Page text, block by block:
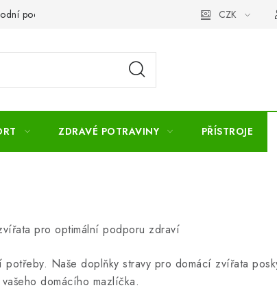
podmínky Slovník pojmů Moje
CZK
ZDRAVÉ POTRAVINY PŘÍSTROJE
pro optimální podporu zdraví
potřeby. Naše doplňky stravy pro domácí zvířata
domácího mazlíčka.